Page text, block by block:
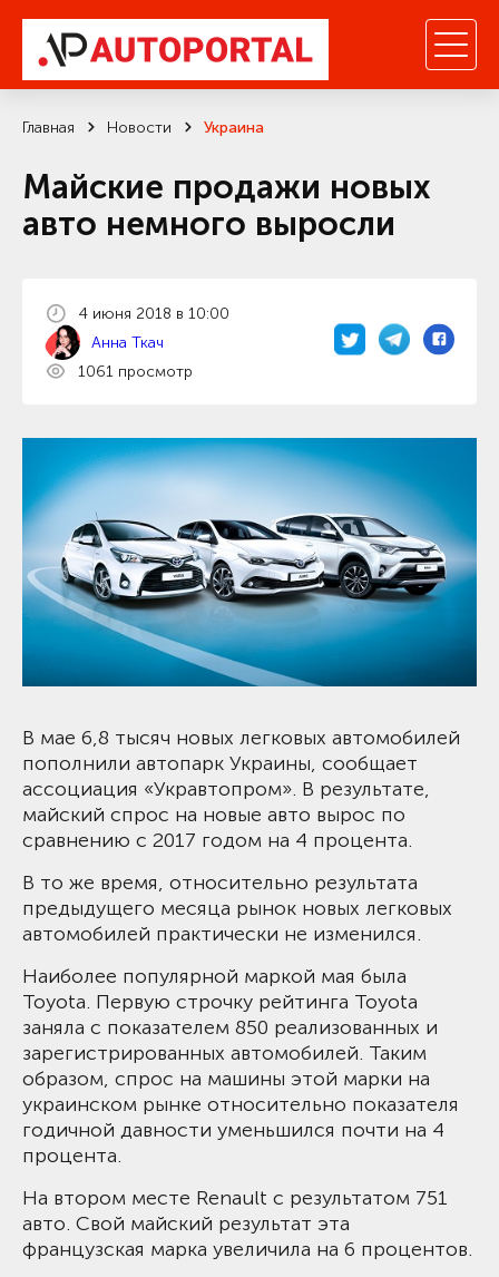
Главная Новости Украина
Майские продажи новых
авто немного выросли
4 июня 2018 в 10:00
Анна Ткач
1061 просмотр
В мае 6,8 тысяч новых легковых автомобилей
пополнили автопарк Украины, сообщает
ассоциация «Укравтопром». В результате,
майский спрос на новые авто вырос по
сравнению с 2017 годом на 4 процента.
В то же время, относительно результата
предыдущего месяца рынок новых легковых
автомобилей практически не изменился.
Наиболее популярной маркой мая была
Toyota. Первую строчку рейтинга Toyota
заняла с показателем 850 реализованных и
зарегистрированных автомобилей. Таким
образом, спрос на машины этой марки на
украинском рынке относительно показателя
годичной давности уменьшился почти на 4
процента.
На втором месте Renault с результатом 751
авто. Свой майский результат эта
французская марка увеличила на 6 процентов.